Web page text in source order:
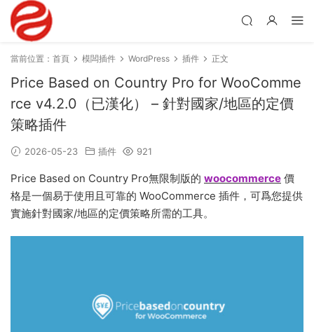
當前位置： 首頁 模闆插件 WordPress 插件 正文
Price Based on Country Pro for WooComme
rce v4.2.0（已漢化） – 針對國家/地區的定價
策略插件
2026-05-23 插件 921
Price Based on Country Pro無限制版的 woocommerce 價
格是一個易于使用且可靠的 WooCommerce 插件，可爲您提供
實施針對國家/地區的定價策略所需的工具。